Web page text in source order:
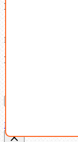
Ваша корзина
В корзине нет
Поиск
Don't show this popup